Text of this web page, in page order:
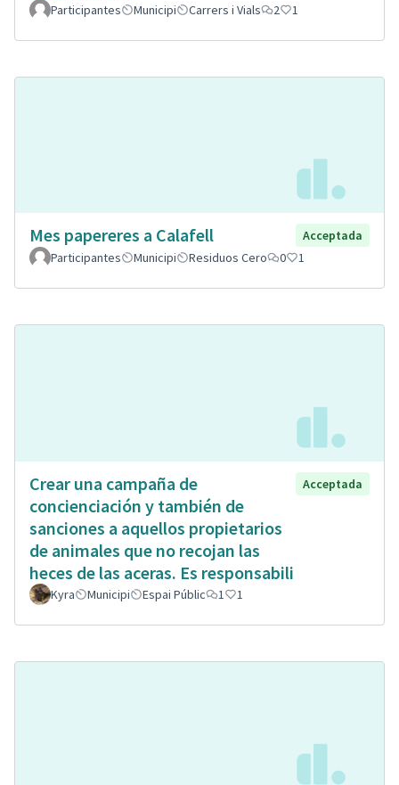
Participantes Municipi Carrers i Vials 2 1
Mes papereres a Calafell
Acceptada
Participantes
Municipi Residuos Cero 0 1
Crear una campaña de
concienciación y también de
sanciones a aquellos propietarios
de animales que no recojan las
heces de las aceras. Es responsabili
Acceptada
Kyra Municipi Espai Públic 1 1